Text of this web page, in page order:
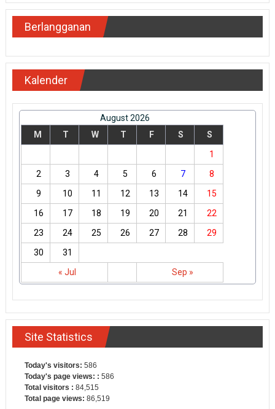
Berlangganan
Kalender
August 2026
M
T W T F S S
« Jul Sep »
1
2
3 4 5 6 7
8
9
10 11 12 13 14
15
16
17 18 19 20 21
22
23
24 25 26 27 28
29
30
31
Site Statistics
Today's visitors: 586
Today's page views: : 586
Total visitors : 84,515
Total page views: 86,519